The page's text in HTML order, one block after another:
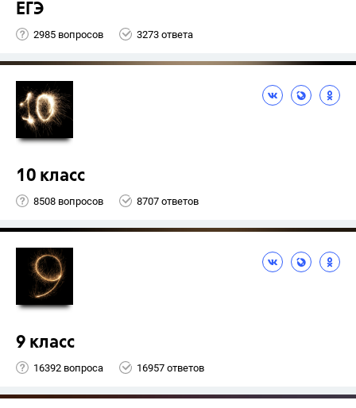
ЕГЭ
2985 вопросов 3273 ответа
10 класс
8508 вопросов 8707 ответов
9 класс
16392 вопроса 16957 ответов